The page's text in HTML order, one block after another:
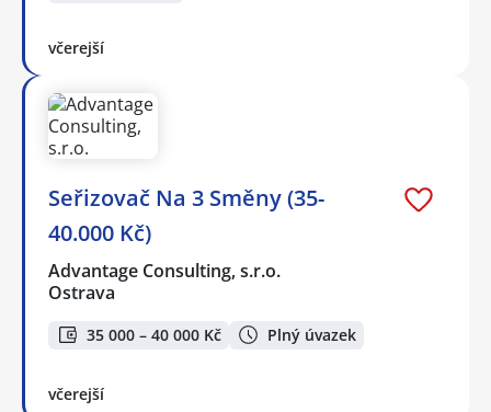
včerejší
Seřizovač Na 3 Směny (35-
40.000 Kč)
Advantage Consulting, s.r.o.
Ostrava
35 000 – 40 000 Kč Plný úvazek
včerejší